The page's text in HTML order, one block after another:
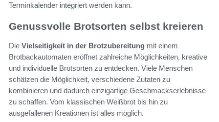
Terminkalender integriert werden kann.
Genussvolle Brotsorten selbst kreieren
Die Vielseitigkeit in der Brotzubereitung mit einem
Brotbackautomaten eröffnet zahlreiche Möglichkeiten, kreative
und individuelle Brotsorten zu entdecken. Viele Menschen
schätzen die Möglichkeit, verschiedene Zutaten zu
kombinieren und dadurch einzigartige Geschmackserlebnisse
zu schaffen. Vom klassischen Weißbrot bis hin zu
ausgefallenen Kreationen ist alles möglich.